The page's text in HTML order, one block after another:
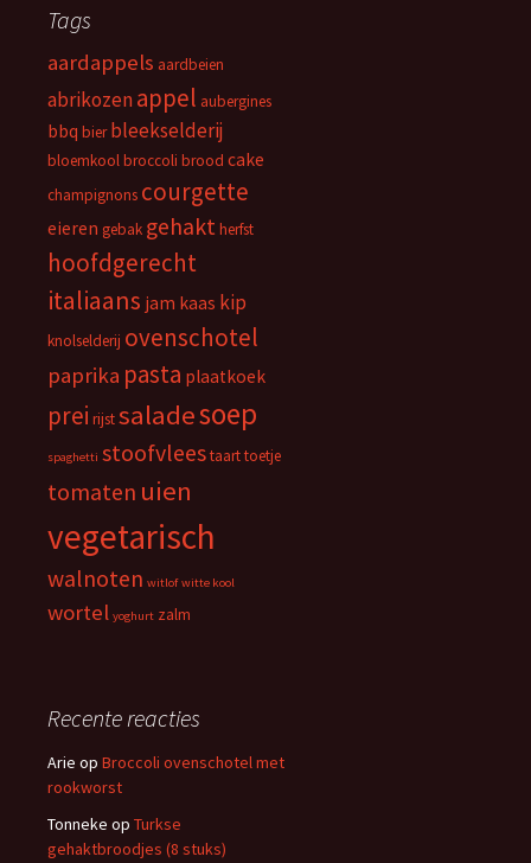
Tags
aardappels aardbeien
abrikozenappel aubergines
bbq bier bleekselderij
bloemkoolbroccoli brood cake
champignons courgette
eieren gebak gehaktherfst
hoofdgerecht
italiaans jam kaas kip
knolselderij ovenschotel
paprika pasta plaatkoek
prei rijstsaladesoep
spaghetti stoofvleestaarttoetje
tomaten uien
vegetarisch
walnoten witlof witte kool
wortel yoghurt zalm
Recente reacties
Arie op Broccoli ovenschotel met
rookworst
Tonneke op Turkse
gehaktbroodjes (8 stuks)